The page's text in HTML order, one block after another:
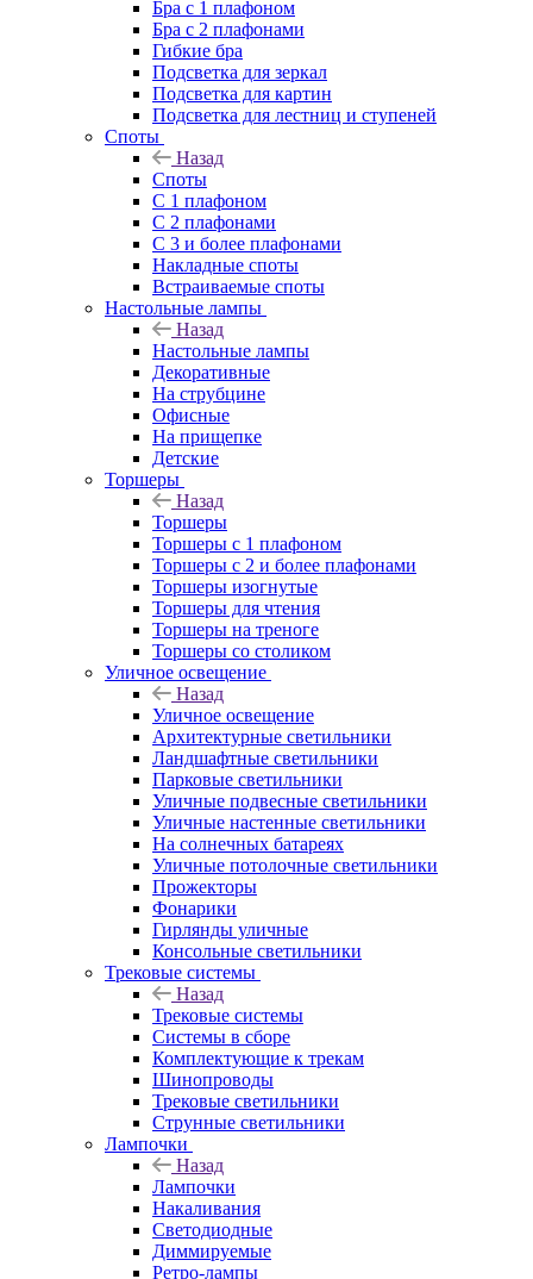
Бра с 1 плафоном
Бра с 2 плафонами
Гибкие бра
Подсветка для зеркал
Подсветка для картин
Подсветка для лестниц и ступеней
Споты
Назад
Споты
С 1 плафоном
С 2 плафонами
С 3 и более плафонами
Накладные споты
Встраиваемые споты
Настольные лампы
Назад
Настольные лампы
Декоративные
На струбцине
Офисные
На прищепке
Детские
Торшеры
Назад
Торшеры
Торшеры с 1 плафоном
Торшеры с 2 и более плафонами
Торшеры изогнутые
Торшеры для чтения
Торшеры на треноге
Торшеры со столиком
Уличное освещение
Назад
Уличное освещение
Архитектурные светильники
Ландшафтные светильники
Парковые светильники
Уличные подвесные светильники
Уличные настенные светильники
На солнечных батареях
Уличные потолочные светильники
Прожекторы
Фонарики
Гирлянды уличные
Консольные светильники
Трековые системы
Назад
Трековые системы
Системы в сборе
Комплектующие к трекам
Шинопроводы
Трековые светильники
Струнные светильники
Лампочки
Назад
Лампочки
Накаливания
Светодиодные
Диммируемые
Ретро-лампы